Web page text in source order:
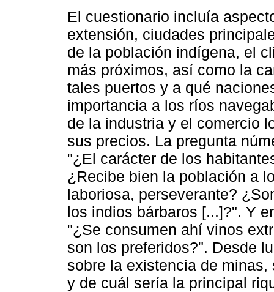
El cuestionario incluía
extensión, ciudades
de la población indígena, el
más próximos, así como la
tales puertos y a qué
importancia a los ríos
de la industria y el comercio
sus precios. La pregunta
"¿El carácter de los
¿Recibe bien la población a
laboriosa, perseverante?
los indios bárbaros [...]?". Y
"¿Se consumen ahí vinos
son los preferidos?". Desde
sobre la existencia de
y de cuál sería la principal